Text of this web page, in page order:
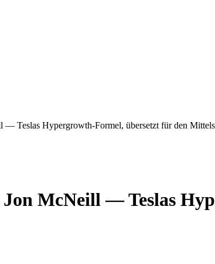
Teslas Hypergrowth-Formel, übersetzt für den
McNeill — Teslas